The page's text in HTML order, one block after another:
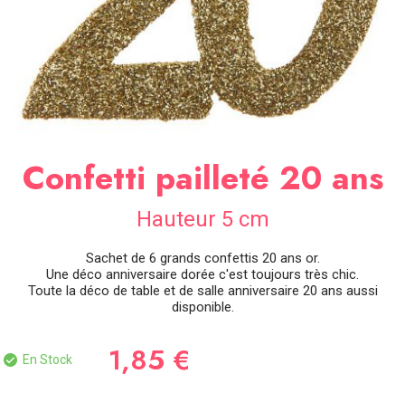
OCCASIONS
SPÉCIALES
DÉCO
TABLE
CONTACT
Confetti pailleté 20 ans
Hauteur 5 cm
Sachet de 6 grands confettis 20 ans or.
Une déco anniversaire dorée c'est toujours très chic.
Toute la déco de table et de salle anniversaire 20 ans aussi
disponible.
En Stock 1,85 €